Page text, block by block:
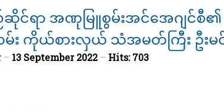
င်ရာ အဏုမြူစွမ်းအင်အေဂျင်စီ၏
း ကိုယ်စားလှယ် သံအမတ်ကြီး ဦး
13 September 2022 Hits: 703